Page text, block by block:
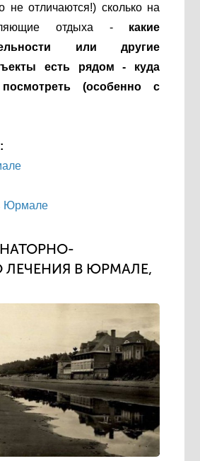
не отличаются!) сколько на
отдыха - какие
или другие
есть рядом - куда
(особенно с
Юрмале
ЛЕЧЕНИЯ В ЮРМАЛЕ,